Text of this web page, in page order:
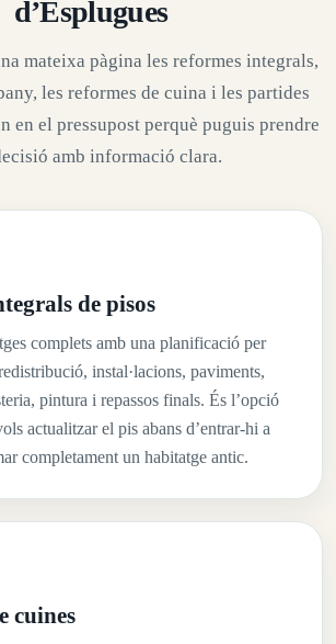
d’Esplugues
mateixa pàgina les reformes integrals,
les reformes de cuina i les partides
en el pressupost perquè puguis prendre
amb informació clara.
de pisos
complets amb una planificació per
instal·lacions, paviments,
pintura i repassos finals. És l’opció
actualitzar el pis abans d’entrar-hi a
completament un habitatge antic.
cuines